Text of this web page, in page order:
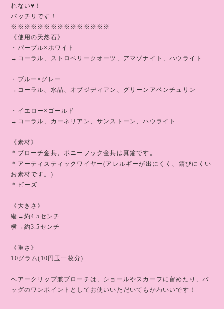
れない♥️！
バッチリです！
※※※※※※※※※※※※※※※
《使用の天然石》
・パープル×ホワイト
→コーラル、ストロベリークオーツ、アマゾナイト、ハウライト
・ブルー×グレー
→コーラル、水晶、オブジディアン、グリーンアベンチュリン
・イエロー×ゴールド
→コーラル、カーネリアン、サンストーン、ハウライト
《素材》
＊ブローチ金具、ポニーフック金具は真鍮です。
＊アーティスティックワイヤー(アレルギーが出にくく、錆びにくい
お素材です。)
＊ビーズ
《大きさ》
縦→約4.5センチ
横→約3.5センチ
《重さ》
10グラム(10円玉一枚分)
ヘアークリップ兼ブローチは、ショールやスカーフに留めたり、バ
ッグのワンポイントとしてお使いいただいてもかわいいです！